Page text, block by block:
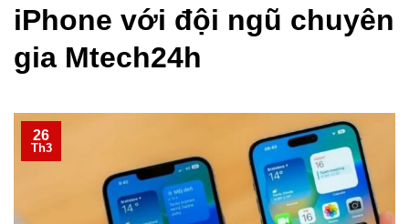
iPhone với đội ngũ chuyên
gia Mtech24h
26
Th3